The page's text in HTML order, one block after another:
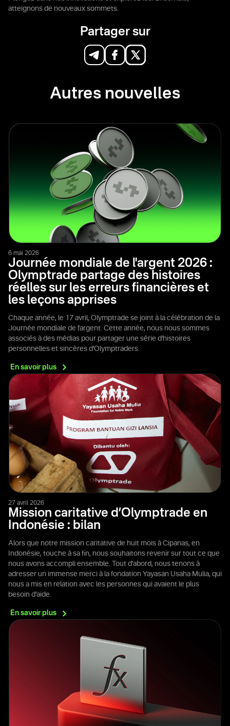
atteignons de nouveaux sommets.
Partager sur
Autres nouvelles
6 mai 2026
Journée mondiale de l'argent 2026 :
Olymptrade partage des histoires
réelles sur les erreurs financières et
les leçons apprises
Chaque année, le 17 avril, Olymptrade se joint à la célébration de la
Journée mondiale de l'argent. Cette année, nous nous sommes
associés à des médias pour partager une série d'histoires
personnelles et sincères d'Olymptraders.
En savoirplus
27 avril 2026
Mission caritative d’Olymptrade en
Indonésie : bilan
Alors que notre mission caritative de huit mois à Cipanas, en
Indonésie, touche à sa fin, nous souhaitons revenir sur tout ce que
nous avons accompli ensemble. Tout d’abord, nous tenons à
adresser un immense merci à la fondation Yayasan Usaha Mulia, qui
nous a mis en relation avec les personnes qui avaient le plus
besoin d’aide.
En savoirplus